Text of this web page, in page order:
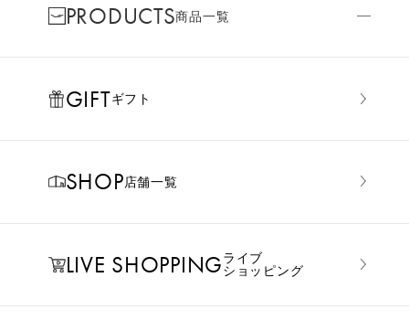
PRODUCTS商品一覧
GIFTギフト
SHOP店舗一覧
LIVE SHOPPINGライブ
ショッピング